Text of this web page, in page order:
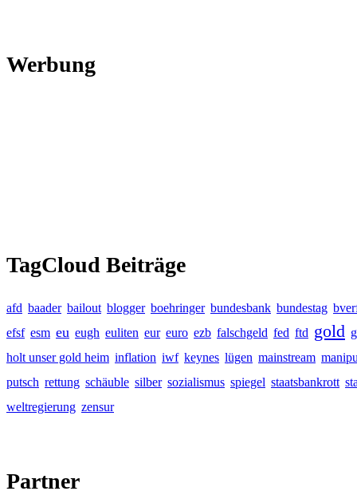
Werbung
TagCloud Beiträge
afd baader bailout blogger boehringer bundesbank bundestag
efsf esm eu eugh euliten eur euro ezb falschgeld fed ftd gold
holt unser gold heim inflation iwf keynes lügen mainstream
putsch rettung schäuble silber sozialismus spiegel staatsbankrott
weltregierung zensur
Partner